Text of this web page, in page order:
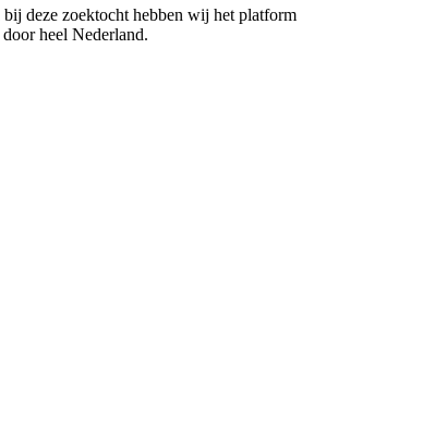
deze zoektocht hebben wij het platform
heel Nederland.